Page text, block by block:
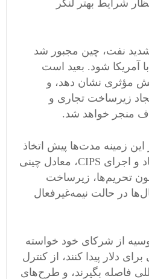
شرایط بهتر لنگر
شدید نفت، چین مجبور شد
آمریکا شود. بعید است
مؤثری نشان دهد، و
زیرساخت تجاری و
منجر خواهد شد.
زمینه مدت‌ها پیش اتخاذ
شده‌اند (برای مثال، ایجاد و اجرای CIPS، معادل چینی
تحریم‌ها، زیرساخت
در حالت نیمه‌غیرفعال
از شرکای خود خواسته
دلار پیدا کنند، از کنترل
فاصله بگیرند، و طرح‌های